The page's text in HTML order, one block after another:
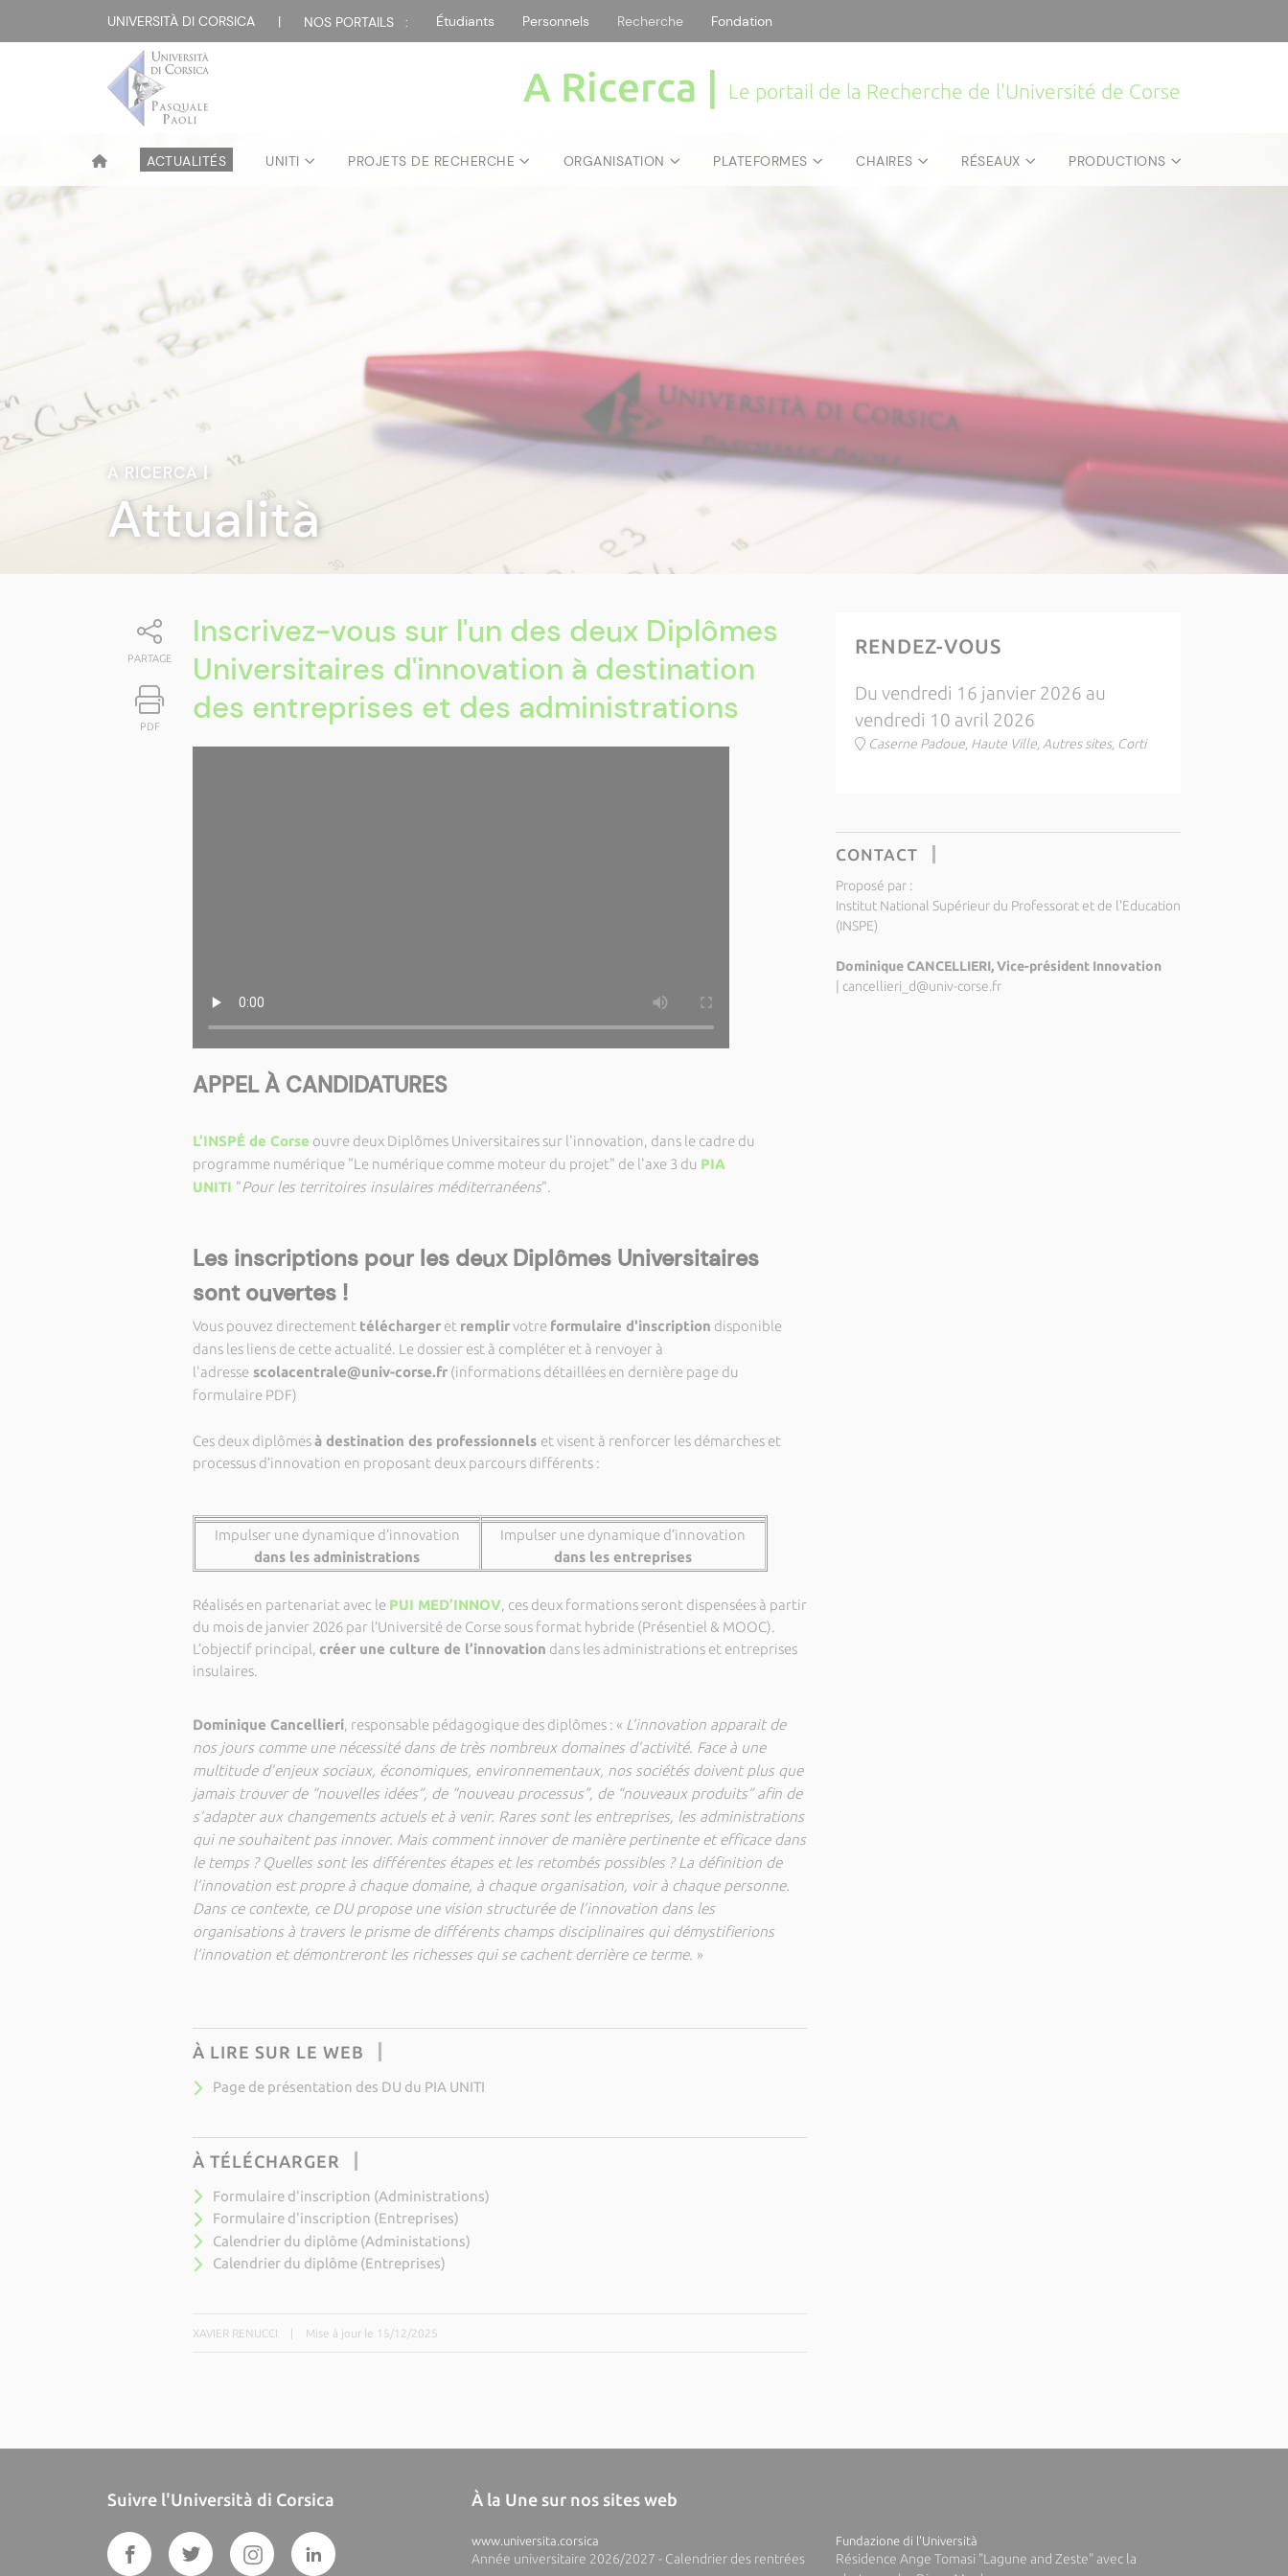
UNIVERSITÀ DI CORSICA | NOS PORTAILS : Étudiants Personnels Recherche Fondation
A Ricerca | Le portail de la Recherche de l'Université de Corse
ACTUALITÉS UNITI PROJETS DE RECHERCHE ORGANISATION PLATEFORMES CHAIRES RÉSEAUX PRODUCTIONS
A RICERCA|
Attualità
PARTAGE
PDF
Inscrivez-vous sur l'un des deux Diplômes
Universitaires d'innovation à destination
des entreprises et des administrations
APPEL À CANDIDATURES
L’INSPÉ de Corse ouvre deux Diplômes Universitaires sur l'innovation, dans le cadre du
programme numérique "Le numérique comme moteur du projet" de l'axe 3 du PIA
UNITI "Pour les territoires insulaires méditerranéens".
Les inscriptions pour les deux Diplômes Universitaires
sont ouvertes !
Vous pouvez directement téléchargeret remplirvotre formulaire d'inscription disponible
dans les liens de cette actualité. Le dossier est à compléter et à renvoyer à
l'adressescolacentrale@univ-corse.fr(informations détaillées en dernière page du
formulaire PDF)
Ces deux diplômesà destination des professionnels et visent à renforcer les démarches et
processus d’innovation en proposant deux parcours différents :
Impulser une dynamique d’innovation
dans les administrations
Impulser une dynamique d’innovation
dans les entreprises
Réalisés en partenariat avec le PUI MED’INNOV, ces deux formations seront dispensées à partir
du mois de janvier 2026 par l’Université de Corse sous format hybride (Présentiel & MOOC).
L’objectif principal, créer une culture de l’innovation dans les administrations et entreprises
insulaires.
Dominique Cancellieri, responsable pédagogique des diplômes : « L’innovation apparait de
nos jours comme une nécessité dans de très nombreux domaines d’activité. Face à une
multitude d’enjeux sociaux, économiques, environnementaux, nos sociétés doivent plus que
jamais trouver de “nouvelles idées”, de “nouveau processus”, de “nouveaux produits” afin de
s’adapter aux changements actuels et à venir. Rares sont les entreprises, les administrations
qui ne souhaitent pas innover. Mais comment innover de manière pertinente et efficace dans
le temps ? Quelles sont les différentes étapes et les retombés possibles ? La définition de
l’innovation est propre à chaque domaine, à chaque organisation, voir à chaque personne.
Dans ce contexte, ce DU propose une vision structurée de l’innovation dans les
organisations à travers le prisme de différents champs disciplinaires qui démystifierions
l’innovation et démontreront les richesses qui se cachent derrière ce terme. »
À LIRE SUR LE WEB
Page de présentation des DU du PIA UNITI
À TÉLÉCHARGER
Formulaire d'inscription (Administrations)
Formulaire d'inscription (Entreprises)
Calendrier du diplôme (Administations)
Calendrier du diplôme (Entreprises)
XAVIER RENUCCI Mise à jour le 15/12/2025
RENDEZ-VOUS
Du vendredi 16 janvier 2026 au
vendredi 10 avril 2026
Caserne Padoue, Haute Ville, Autres sites, Corti
CONTACT
Proposé par :
Institut National Supérieur du Professorat et de l'Education
(INSPE)
Dominique CANCELLIERI, Vice-président Innovation
cancellieri_d@univ-corse.fr
Suivre l'Università di Corsica À la Une sur nos sites web
www.universita.corsica
Année universitaire 2026/2027 - Calendrier des rentrées
Fundazione di l'Università
Résidence Ange Tomasi "Lagune and Zeste" avec la